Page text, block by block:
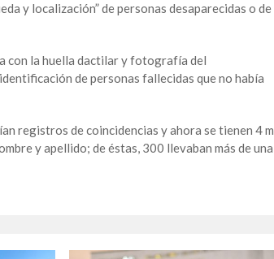
y localización” de personas desaparecidas o de
con la huella dactilar y fotografía del
de personas fallecidas que no había
registros de coincidencias y ahora se tienen 4
y apellido; de éstas, 300 llevaban más de una